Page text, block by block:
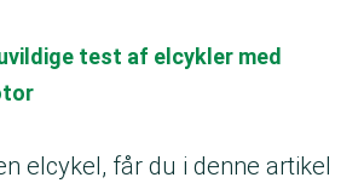
test af elcykler med
elcykel, får du i denne artikel